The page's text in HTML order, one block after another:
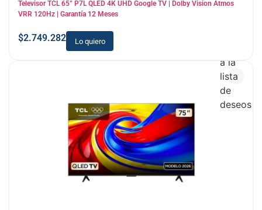
Televisor TCL 65” P7L QLED 4K UHD Google TV | Dolby Vision Atmos
VRR 120Hz | Garantía 12 Meses
$2.749.282 Lo quiero
a la
lista
de
deseos